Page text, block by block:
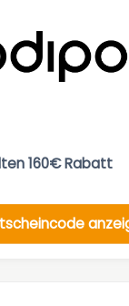
160€ Rabatt